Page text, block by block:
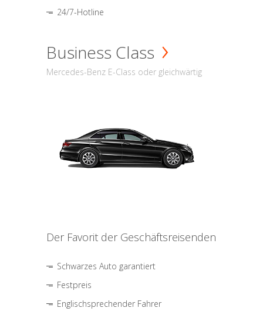
24/7-Hotline
Business Class
Mercedes-Benz E-Class oder gleichwärtig
Der Favorit der Geschäftsreisenden
Schwarzes Auto garantiert
Festpreis
Englischsprechender Fahrer